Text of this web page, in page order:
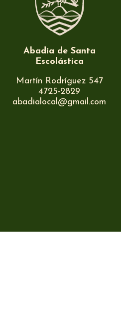
Abadía de Santa
Escolástica
Martín Rodríguez 547
4725-2829
abadialocal@gmail.com